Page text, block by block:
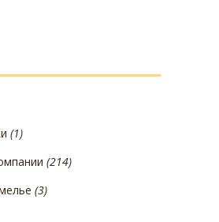
(1)
(214)
(3)